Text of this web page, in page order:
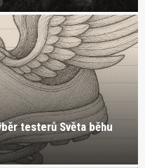
testerů Světa běhu